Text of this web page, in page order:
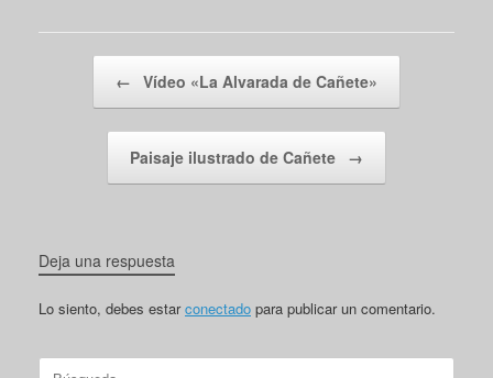
← Vídeo «La Alvarada de Cañete»
Paisaje ilustrado de Cañete →
Deja una respuesta
Lo siento, debes estarconectado para publicar un comentario.
Buscar: